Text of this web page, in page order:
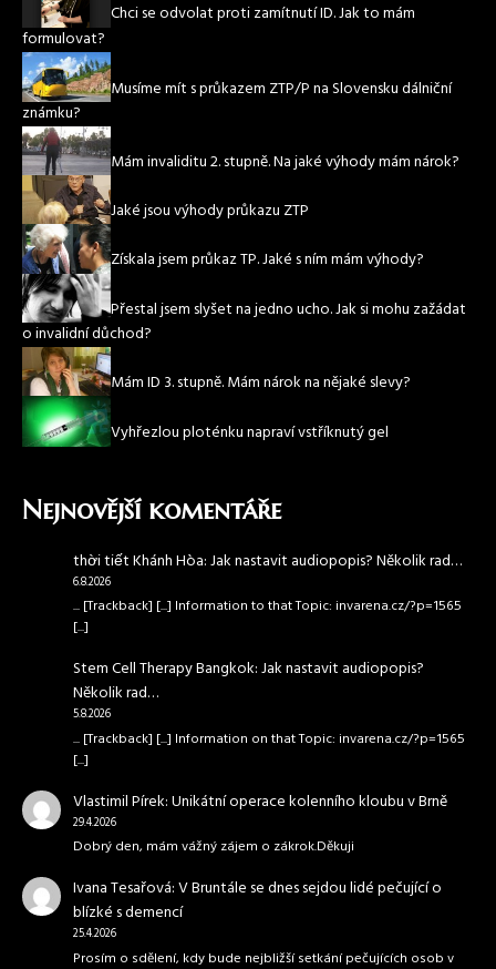
Chci se odvolat proti zamítnutí ID. Jak to mám
formulovat?
Musíme mít s průkazem ZTP/P na Slovensku dálniční
známku?
Mám invaliditu 2. stupně. Na jaké výhody mám nárok?
Jaké jsou výhody průkazu ZTP
Získala jsem průkaz TP. Jaké s ním mám výhody?
Přestal jsem slyšet na jedno ucho. Jak si mohu zažádat
o invalidní důchod?
Mám ID 3. stupně. Mám nárok na nějaké slevy?
Vyhřezlou ploténku napraví vstříknutý gel
Nejnovější komentáře
thời tiết Khánh Hòa:Jak nastavit audiopopis? Několik rad…
6.8.2026
... [Trackback] [...] Information to that Topic: invarena.cz/?p=1565
[...]
Stem Cell Therapy Bangkok:Jak nastavit audiopopis?
Několik rad…
5.8.2026
... [Trackback] [...] Information on that Topic: invarena.cz/?p=1565
[...]
Vlastimil Pírek:Unikátní operace kolenního kloubu v Brně
29.4.2026
Dobrý den, mám vážný zájem o zákrok.Děkuji
Ivana Tesařová:V Bruntále se dnes sejdou lidé pečující o
blízké s demencí
25.4.2026
Prosím o sdělení, kdy bude nejbližší setkání pečujících osob v